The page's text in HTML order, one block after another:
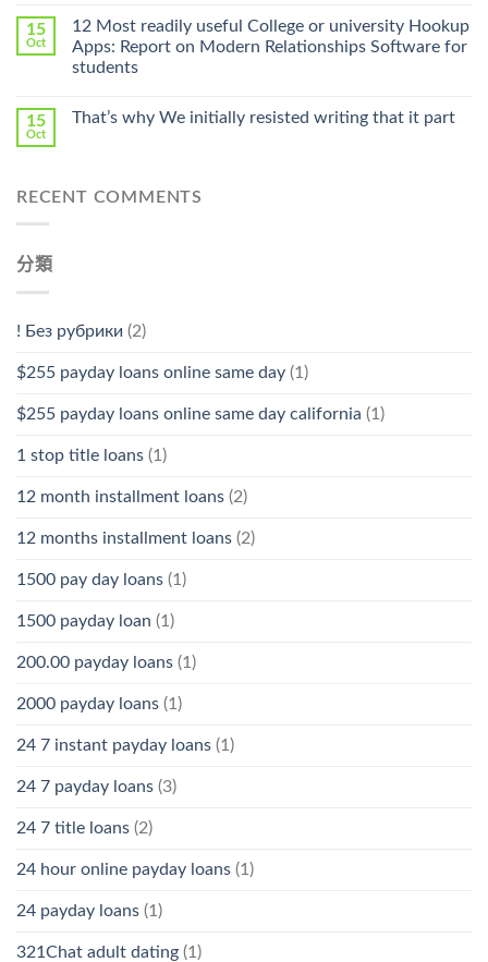
Online
Pharmacy
Stromectol〉
中
15
Oct
12 Most readily useful College or university Hookup
Apps: Report on Modern Relationships Software for
students
15
Oct
That’s why We initially resisted writing that it part
RECENT COMMENTS
分類
! Без рубрики (2)
$255 payday loans online same day (1)
$255 payday loans online same day california (1)
1 stop title loans (1)
12 month installment loans (2)
12 months installment loans (2)
1500 pay day loans (1)
1500 payday loan (1)
200.00 payday loans (1)
2000 payday loans (1)
24 7 instant payday loans (1)
24 7 payday loans (3)
24 7 title loans (2)
24 hour online payday loans (1)
24 payday loans (1)
321Chat adult dating (1)